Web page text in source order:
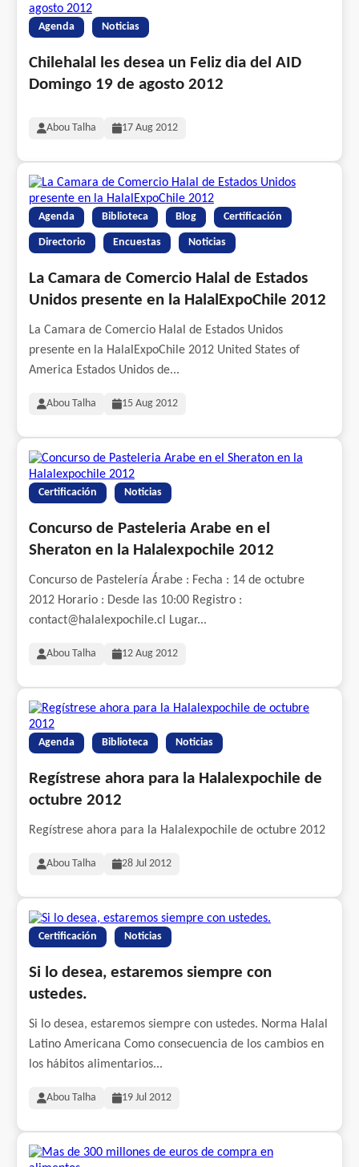
Agenda Noticias
Chilehalal les desea un Feliz dia del AID
Domingo 19 de agosto 2012
Abou Talha 17 Aug 2012
Agenda Biblioteca Blog Certificación
Directorio Encuestas Noticias
La Camara de Comercio Halal de Estados
Unidos presente en la HalalExpoChile 2012
La Camara de Comercio Halal de Estados Unidos
presente en la HalalExpoChile 2012 United States of
America Estados Unidos de...
Abou Talha 15 Aug 2012
Certificación Noticias
Concurso de Pasteleria Arabe en el
Sheraton en la Halalexpochile 2012
Concurso de Pastelería Árabe : Fecha : 14 de octubre
2012 Horario : Desde las 10:00 Registro :
contact@halalexpochile.cl Lugar...
Abou Talha 12 Aug 2012
Agenda Biblioteca Noticias
Regístrese ahora para la Halalexpochile de
octubre 2012
Regístrese ahora para la Halalexpochile de octubre 2012
Abou Talha 28 Jul 2012
Certificación Noticias
Si lo desea, estaremos siempre con
ustedes.
Si lo desea, estaremos siempre con ustedes. Norma Halal
Latino Americana Como consecuencia de los cambios en
los hábitos alimentarios...
Abou Talha 19 Jul 2012